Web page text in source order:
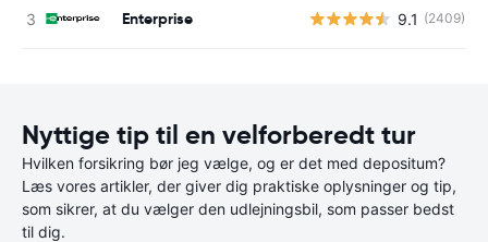
Enterprise 9.1 (2409)
Nyttige tip til en velforberedt tur
Hvilken forsikring bør jeg vælge, og er det med depositum?
Læs vores artikler, der giver dig praktiske oplysninger og tip,
som sikrer, at du vælger den udlejningsbil, som passer bedst
til dig.